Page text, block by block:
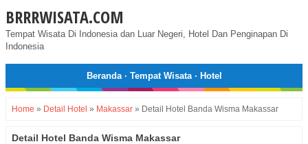
BRRRWISATA.COM
Tempat Wisata Di Indonesia dan Luar Negeri, Hotel Dan Penginapan Di
Indonesia
Beranda· Tempat Wisata· Hotel
Home » Detail Hotel » Makassar » Detail Hotel Banda Wisma Makassar
Detail Hotel Banda Wisma Makassar